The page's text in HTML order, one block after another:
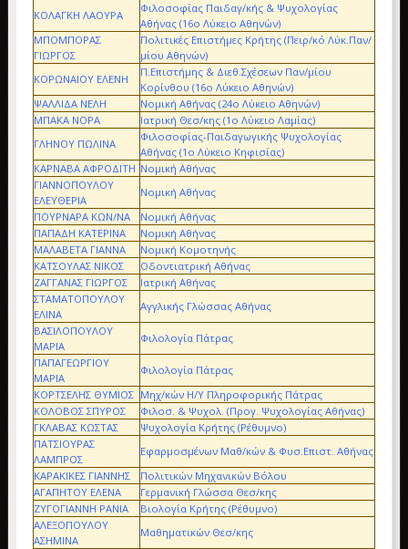
ΚΟΛΑΓΚΗ ΛΑΟΥΡΑ
Φιλοσοφίας Παιδαγ/κής & Ψυχολογίας
Αθήνας (16ο Λύκειο Αθηνών)
ΜΠΟΜΠΟΡΑΣ
ΓΙΩΡΓΟΣ
Πολιτικές Επιστήμες Κρήτης (Πειρ/κό Λύκ.Παν/
μίου Αθηνών)
ΚΟΡΩΝΑΙΟΥ ΕΛΕΝΗ
Π.Επιστήμης & Διεθ.Σχέσεων Παν/μίου
Κορίνθου (16ο Λύκειο Αθηνών)
ΨΑΛΛΙΔΑ ΝΕΛΗ
Νομική Αθήνας (24ο Λύκειο Αθηνών)
ΜΠΑΚΑ ΝΟΡΑ
Ιατρική Θεσ/κης (1ο Λύκειο Λαμίας)
ΓΛΗΝΟΥ ΠΩΛΙΝΑ
Φιλοσοφίας-Παιδαγωγικής Ψυχολογίας
Αθήνας (1ο Λύκειο Κηφισίας)
ΚΑΡΝΑΒΑ ΑΦΡΟΔΙΤΗ Νομική Αθήνας
ΓΙΑΝΝΟΠΟΥΛΟΥ
ΕΛΕΥΘΕΡΙΑ
Νομική Αθήνας
ΠΟΥΡΝΑΡΑ ΚΩΝ/ΝΑ
Νομική Αθήνας
ΠΑΠΑΔΗ ΚΑΤΕΡΙΝΑ
Νομική Αθήνας
ΜΑΛΑΒΕΤΑ ΓΙΑΝΝΑ
Νομική Κομοτηνής
ΚΑΤΣΟΥΛΑΣ ΝΙΚΟΣ
Οδοντιατρική Αθήνας
ΖΑΓΓΑΝΑΣ ΓΙΩΡΓΟΣ
Ιατρική Αθήνας
ΣΤΑΜΑΤΟΠΟΥΛΟΥ
ΕΛΙΝΑ
Αγγλικής Γλώσσας Αθήνας
ΒΑΣΙΛΟΠΟΥΛΟΥ
ΜΑΡΙΑ
Φιλολογία Πάτρας
ΠΑΠΑΓΕΩΡΓΙΟΥ
ΜΑΡΙΑ
Φιλολογία Πάτρας
ΚΟΡΤΣΕΛΗΣ ΘΥΜΙΟΣ Μηχ/κών Η/Υ Πληροφορικής Πάτρας
ΚΟΛΟΒΟΣ ΣΠΥΡΟΣ
Φιλοσ. & Ψυχολ. (Προγ. Ψυχολογίας Αθήνας)
ΓΚΛΑΒΑΣ ΚΩΣΤΑΣ
Ψυχολογία Κρήτης (Ρέθυμνο)
ΠΑΤΣΙΟΥΡΑΣ
ΛΑΜΠΡΟΣ
Εφαρμοσμένων Μαθ/κών & Φυσ.Επιστ. Αθήνας
ΚΑΡΑΚΙΚΕΣ ΓΙΑΝΝΗΣ
Πολιτικών Μηχανικών Βόλου
ΑΓΑΠΗΤΟΥ ΕΛΕΝΑ
Γερμανική Γλώσσα Θεσ/κης
ΖΥΓΟΓΙΑΝΝΗ ΡΑΝΙΑ
Βιολογία Κρήτης (Ρέθυμνο)
ΑΛΕΞΟΠΟΥΛΟΥ
ΑΣΗΜΙΝΑ
Μαθηματικών Θεσ/κης